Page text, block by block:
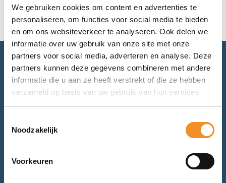
We gebruiken cookies om content en advertenties te
personaliseren, om functies voor social media te bieden
en om ons websiteverkeer te analyseren. Ook delen we
informatie over uw gebruik van onze site met onze
partners voor social media, adverteren en analyse. Deze
partners kunnen deze gegevens combineren met andere
informatie die u aan ze heeft verstrekt of die ze hebben
verzameld op basis van uw gebruik van hun services.
Noodzakelijk
Voorkeuren
Advies nodig? Bel of mail ons.
Voor retourneren of garantie: mail ons.